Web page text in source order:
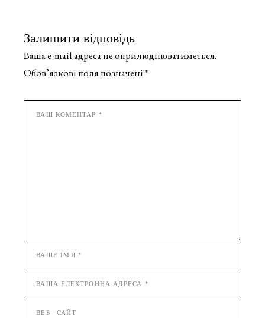
Залишити відповідь
Ваша e-mail адреса не оприлюднюватиметься.
Обов’язкові поля позначені*